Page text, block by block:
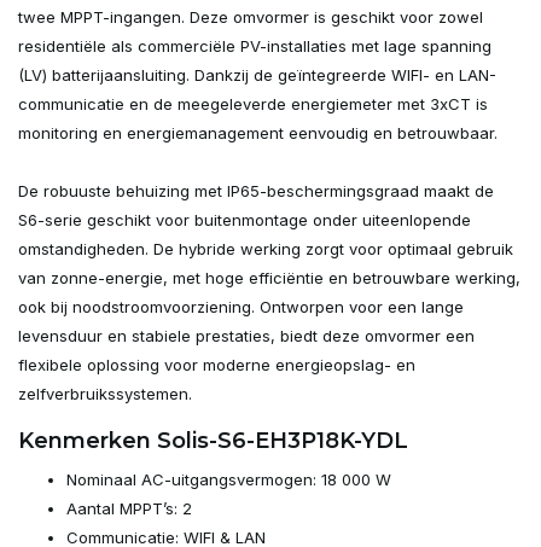
twee MPPT-ingangen. Deze omvormer is geschikt voor zowel
residentiële als commerciële PV-installaties met lage spanning
(LV) batterijaansluiting. Dankzij de geïntegreerde WIFI- en LAN-
communicatie en de meegeleverde energiemeter met 3xCT is
monitoring en energiemanagement eenvoudig en betrouwbaar.
De robuuste behuizing met IP65-beschermingsgraad maakt de
S6-serie geschikt voor buitenmontage onder uiteenlopende
omstandigheden. De hybride werking zorgt voor optimaal gebruik
van zonne-energie, met hoge efficiëntie en betrouwbare werking,
ook bij noodstroomvoorziening. Ontworpen voor een lange
levensduur en stabiele prestaties, biedt deze omvormer een
flexibele oplossing voor moderne energieopslag- en
zelfverbruikssystemen.
Kenmerken Solis-S6-EH3P18K-YDL
Nominaal AC-uitgangsvermogen: 18 000 W
Aantal MPPT’s: 2
Communicatie: WIFI & LAN